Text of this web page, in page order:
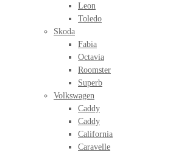
Leon
Toledo
Skoda
Fabia
Octavia
Roomster
Superb
Volkswagen
Caddy
Caddy
California
Caravelle